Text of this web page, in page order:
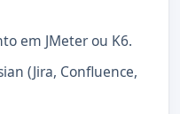
em JMeter ou K6.
(Jira, Confluence,